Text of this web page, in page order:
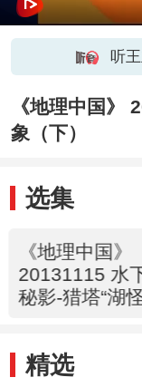
听
《地理中国》
象（下）
选集
《地理中国》
20131115 水
秘影-猎塔“湖
精选